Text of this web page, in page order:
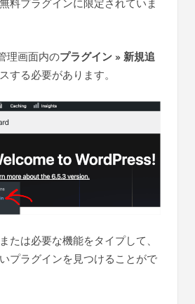
料プラグインに限定されていま
理画面内のプラグイン » 新規追
する必要があります。
たは必要な機能をタイプして、
プラグインを見つけることがで